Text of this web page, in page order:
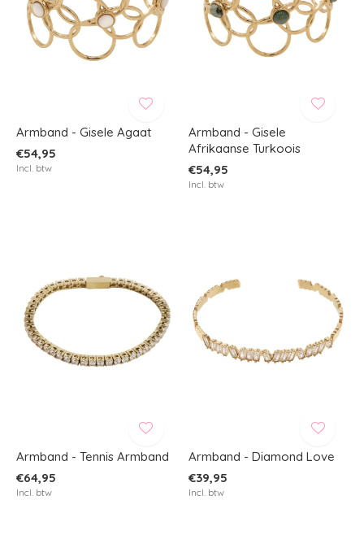
Armband - Gisele Agaat
€54,95
Incl. btw
Armband - Gisele
Afrikaanse Turkoois
€54,95
Incl. btw
Armband - Tennis Armband
€64,95
Incl. btw
Armband - Diamond Love
€39,95
Incl. btw